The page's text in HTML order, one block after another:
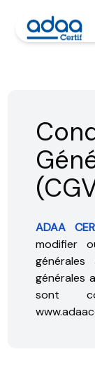
ADAA
modifier
générales
sont